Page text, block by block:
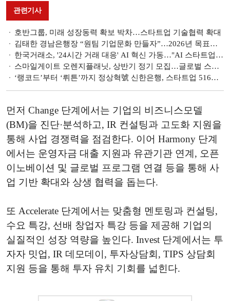
관련기사
호반그룹, 미래 성장동력 확보 박차…스타트업 기술협력 확대
김태한 경남은행장 “원팀 기업문화 만들자”…2026년 목표는 ‘전략적 우량자산 확대’
한국거래소, '24시간 거래 대응' AI 혁신 가동…"AI 스타트업 인수 등 검토"
스마일게이트 오렌지플래닛, 상반기 정기 모집…글로벌 스타트업 찾는다
‘랭코드’부터 ‘뤼튼’까지 정상혁號 신한은행, 스타트업 516곳 발굴·육성 [금융권 생산적 중기 육성]
먼저 Change 단계에서는 기업의 비즈니스모델
(BM)을 진단·분석하고, IR 컨설팅과 고도화 지원을
통해 사업 경쟁력을 점검한다. 이어 Harmony 단계
에서는 운영자금 대출 지원과 유관기관 연계, 오픈
이노베이션 및 글로벌 프로그램 연결 등을 통해 사
업 기반 확대와 상생 협력을 돕는다.
또 Accelerate 단계에서는 맞춤형 멘토링과 컨설팅,
수요 특강, 선배 창업자 특강 등을 제공해 기업의
실질적인 성장 역량을 높인다. Invest 단계에서는 투
자자 밋업, IR 데모데이, 투자상담회, TIPS 상담회
지원 등을 통해 투자 유치 기회를 넓힌다.